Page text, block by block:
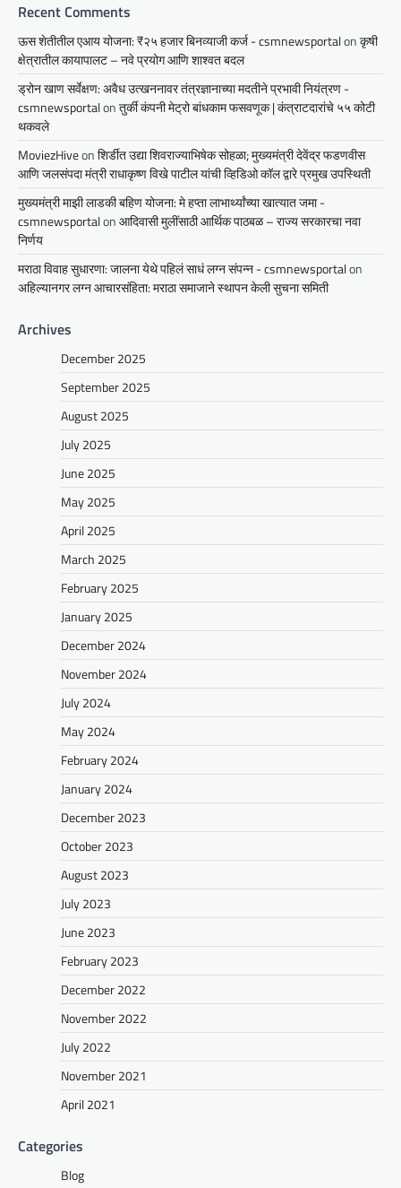
Recent Comments
ऊस शेतीतील एआय योजना: ₹२५ हजार बिनव्याजी कर्ज - csmnewsportalonकृषी
क्षेत्रातील कायापालट – नवे प्रयोग आणि शाश्वत बदल
ड्रोन खाण सर्वेक्षण: अवैध उत्खननावर तंत्रज्ञानाच्या मदतीने प्रभावी नियंत्रण -
csmnewsportalonतुर्की कंपनी मेट्रो बांधकाम फसवणूक | कंत्राटदारांचे ५५ कोटी
थकवले
MoviezHiveonशिर्डीत उद्या शिवराज्याभिषेक सोहळा; मुख्यमंत्री देवेंद्र फडणवीस
आणि जलसंपदा मंत्री राधाकृष्ण विखे पाटील यांची व्हिडिओ कॉल द्वारे प्रमुख उपस्थिती
मुख्यमंत्री माझी लाडकी बहिण योजना: मे हप्ता लाभार्थ्यांच्या खात्यात जमा -
csmnewsportalonआदिवासी मुलींसाठी आर्थिक पाठबळ – राज्य सरकारचा नवा
निर्णय
मराठा विवाह सुधारणा: जालना येथे पहिलं साधं लग्न संपन्न - csmnewsportalon
अहिल्यानगर लग्न आचारसंहिता: मराठा समाजाने स्थापन केली सुचना समिती
Archives
December 2025
September 2025
August 2025
July 2025
June 2025
May 2025
April 2025
March 2025
February 2025
January 2025
December 2024
November 2024
July 2024
May 2024
February 2024
January 2024
December 2023
October 2023
August 2023
July 2023
June 2023
February 2023
December 2022
November 2022
July 2022
November 2021
April 2021
Categories
Blog